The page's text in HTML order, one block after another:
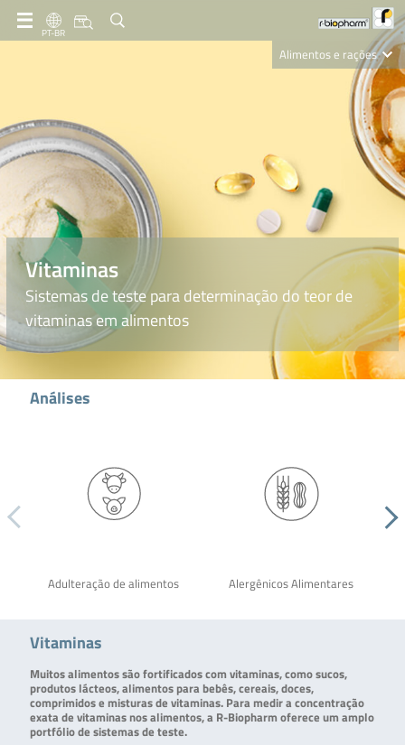
PT-BR
Alimentos e rações
Clinical Diagnostics
R-Biopharm AG
Vitaminas
Sistemas de teste para determinação do teor de
vitaminas em alimentos
Análises
Adulteração de alimentos Alergênicos Alimentares
Vitaminas
Muitos alimentos são fortificados com vitaminas, como sucos,
produtos lácteos, alimentos para bebês, cereais, doces,
comprimidos e misturas de vitaminas. Para medir a concentração
exata de vitaminas nos alimentos, a R-Biopharm oferece um amplo
portfólio de sistemas de teste.